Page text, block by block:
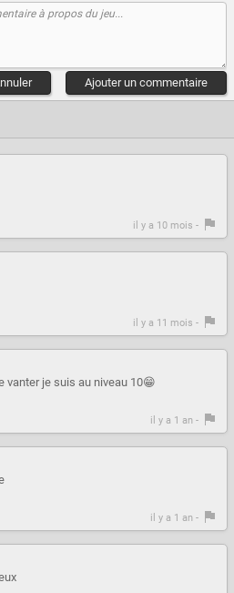
Ajouter un commentaire
il y a 10 mois -
il y a 11 mois -
vanter je suis au niveau 10😁
il y a 1 an -
il y a 1 an -